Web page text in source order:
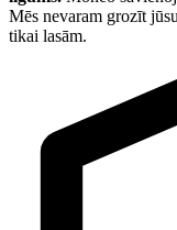
Mēs nevaram grozīt
tikai lasām.